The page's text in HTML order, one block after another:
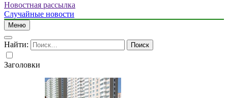
Новостная рассылка
Случайные новости
Меню
Найти:
Заголовки